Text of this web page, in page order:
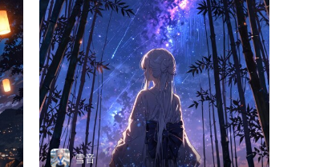
雪音